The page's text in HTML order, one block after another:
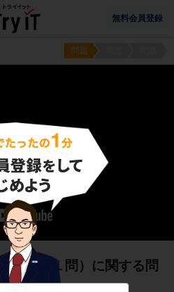
無料会員登録
問題
６（第１問）に関する問